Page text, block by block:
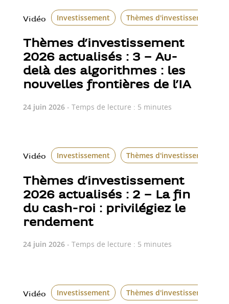
Vidéo Investissement Thèmes d'investissement
Thèmes d’investissement
2026 actualisés : 3 – Au-
delà des algorithmes : les
nouvelles frontières de l’IA
24 juin 2026- Temps de lecture : 5 minutes
Vidéo Investissement Thèmes d'investissement
Thèmes d’investissement
2026 actualisés : 2 – La fin
du cash-roi : privilégiez le
rendement
24 juin 2026- Temps de lecture : 5 minutes
Vidéo Investissement Thèmes d'investissement